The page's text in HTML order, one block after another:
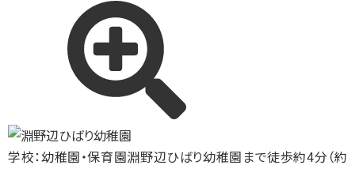
学校：幼稚園・保育園淵野辺ひばり幼稚園まで徒歩約4分（約